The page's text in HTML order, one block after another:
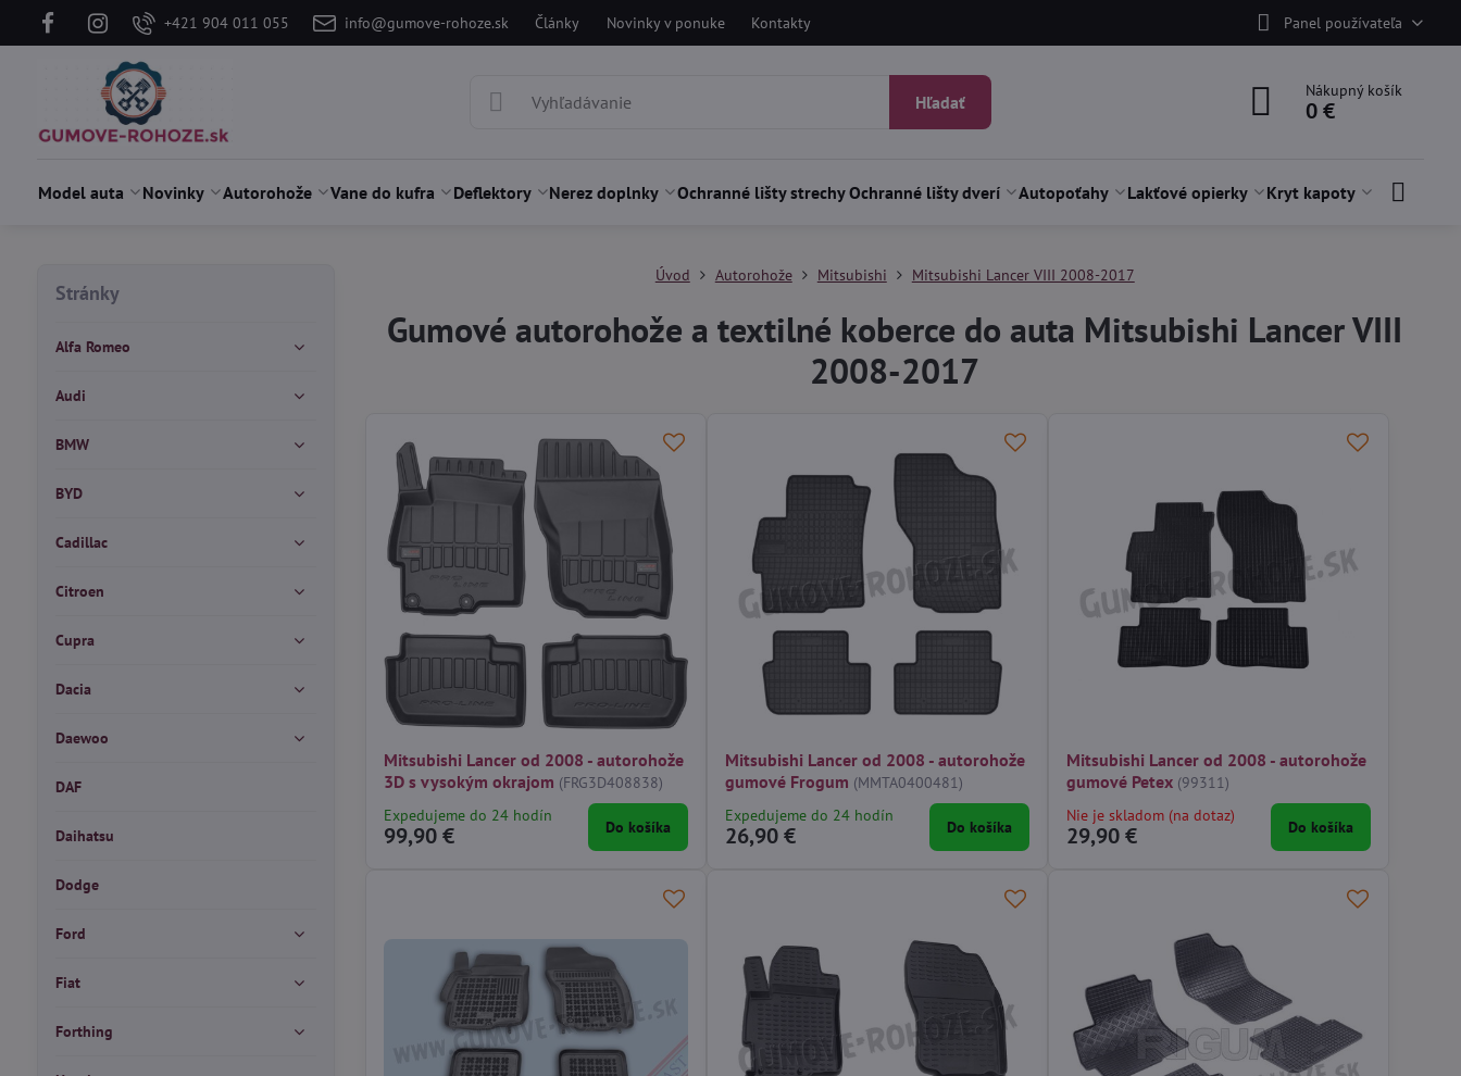
+421 904 011 055 info@gumove-rohoze.sk Články Novinky v ponuke Kontakty Panel používateľa
Hľadať
Nákupný košík
0 €
Model auta Novinky Autorohože Vane do kufra Deflektory Nerez doplnky Ochranné lišty strechyOchranné lišty dverí Autopoťahy Lakťové opierky Kryt kapoty
Úvod Autorohože Mitsubishi Mitsubishi Lancer VIII 2008-2017
Gumové autorohože a textilné koberce do auta Mitsubishi Lancer VIII
2008-2017
Mitsubishi Lancer od 2008 - autorohože
3D s vysokým okrajom (FRG3D408838)
Expedujeme do 24 hodín
99,90 € Do košíka
Mitsubishi Lancer od 2008 - autorohože
gumové Frogum (MMTA0400481)
Expedujeme do 24 hodín
26,90 € Do košíka
Mitsubishi Lancer od 2008 - autorohože
gumové Petex (99311)
Nie je skladom (na dotaz)
29,90 € Do košíka
Stránky
Alfa Romeo
Audi
BMW
BYD
Cadillac
Citroen
Cupra
Dacia
Daewoo
DAF
Daihatsu
Dodge
Ford
Fiat
Forthing